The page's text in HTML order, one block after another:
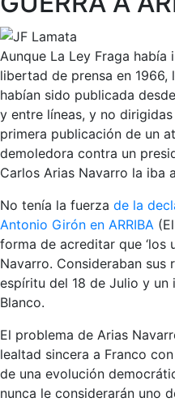
Aunque La Ley Fraga
libertad de prensa en
habían sido publicada
y entre líneas, y no
primera publicación de un
demoledora contra un
Carlos Arias Navarro la iba
No tenía la fuerza de la
Antonio Girón en ARRIBA
forma de acreditar que ‘los
Navarro. Consideraban sus
espíritu del 18 de Julio y
Blanco.
El problema de Arias
lealtad sincera a Franco
de una evolución
nunca le considerarán uno